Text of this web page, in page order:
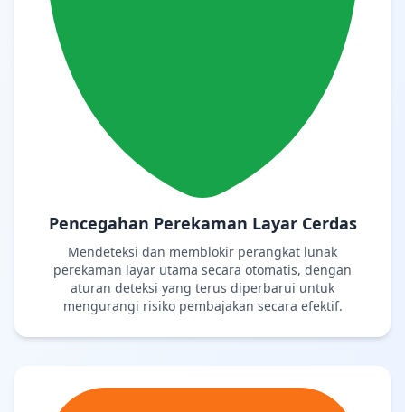
Pencegahan Perekaman Layar Cerdas
Mendeteksi dan memblokir perangkat lunak
perekaman layar utama secara otomatis, dengan
aturan deteksi yang terus diperbarui untuk
mengurangi risiko pembajakan secara efektif.